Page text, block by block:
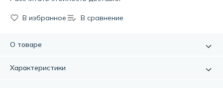
В избранное В сравнение
О товаре
Характеристики